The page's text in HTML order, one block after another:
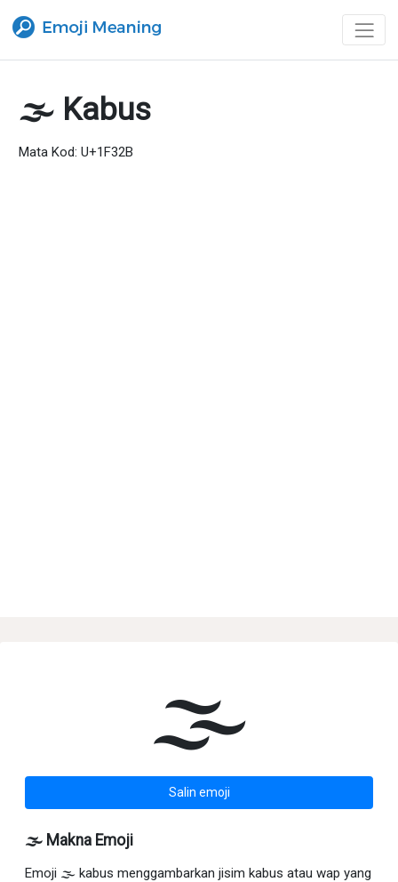
🌫 Kabus
Mata Kod: U+1F32B
🌫
Salin emoji
🌫 Makna Emoji
Emoji 🌫 kabus menggambarkan jisim kabus atau wap yang